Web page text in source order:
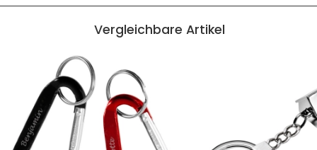
Vergleichbare Artikel